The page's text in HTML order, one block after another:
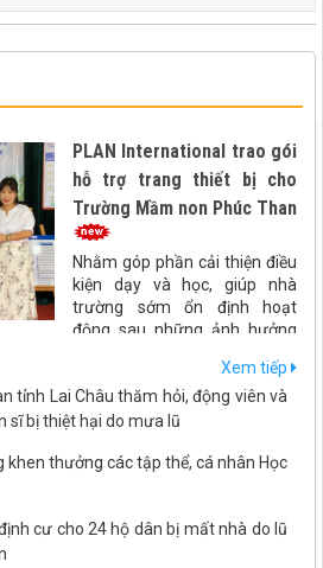
PLAN International trao gói
hỗ trợ trang thiết bị cho
Trường Mầm non Phúc Than
Nhằm góp phần cải thiện điều
kiện dạy và học, giúp nhà
trường sớm ổn định hoạt
động sau những ảnh hưởng
bị, đồ dùng dạy học và thiết bị phục
non Phúc Than.
Xem tiếp
tỉnh Lai Châu thăm hỏi, động viên và
sĩ bị thiệt hại do mưa lũ
khen thưởng các tập thể, cá nhân Học
cư cho 24 hộ dân bị mất nhà do lũ